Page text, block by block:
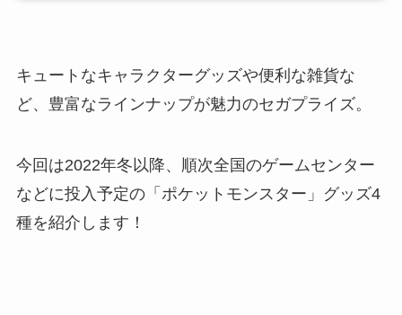
キュートなキャラクターグッズや便利な雑貨な
ど、豊富なラインナップが魅力のセガプライズ。
今回は2022年冬以降、順次全国のゲームセンター
などに投入予定の「ポケットモンスター」グッズ4
種を紹介します！